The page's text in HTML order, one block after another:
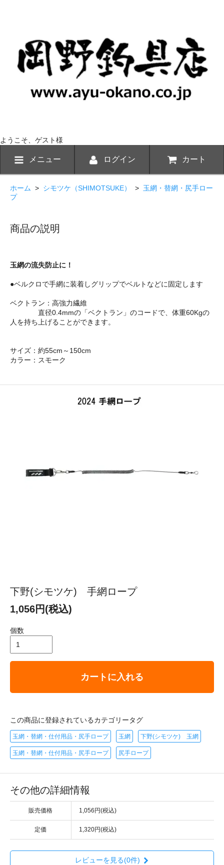
ようこそ、ゲスト様
メニュー ログイン カート
ホーム > シモツケ（SHIMOTSUKE） > 玉網・替網・尻手ロー
プ
商品の説明
玉網の流失防止に！
●ベルクロで手網に装着しグリップでベルトなどに固定します
ベクトラン：高強力繊維
直径0.4mmの「ベクトラン」のコードで、体重60Kgの
人を持ち上げることができます。
サイズ：約55cm～150cm
カラー：スモーク
下野(シモツケ) 手網ロープ
1,056円(税込)
個数
カートに入れる
この商品に登録されているカテゴリータグ
玉網・替網・仕付用品・尻手ロープ 玉網 下野(シモツケ) 玉網
玉網・替網・仕付用品・尻手ロープ 尻手ロープ
その他の詳細情報
販売価格 1,056円(税込)
定価 1,320円(税込)
レビューを見る(0件)